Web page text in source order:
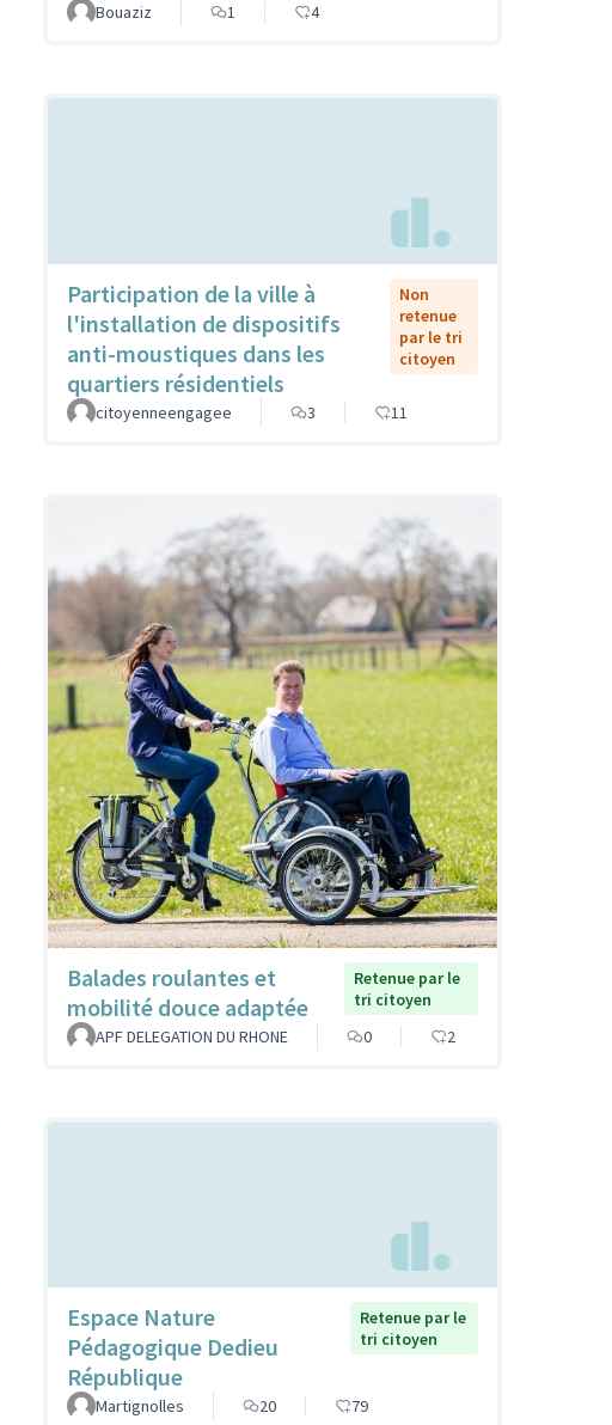
Bouaziz 1 4
Participation de la ville à
l'installation de dispositifs
anti-moustiques dans les
quartiers résidentiels
Non
retenue
par le tri
citoyen
citoyenneengagee 3 11
Balades roulantes et
mobilité douce adaptée
Retenue par le
tri citoyen
APF DELEGATION DU RHONE
0 2
Espace Nature
Pédagogique Dedieu
République
Retenue par le
tri citoyen
Martignolles 20 79